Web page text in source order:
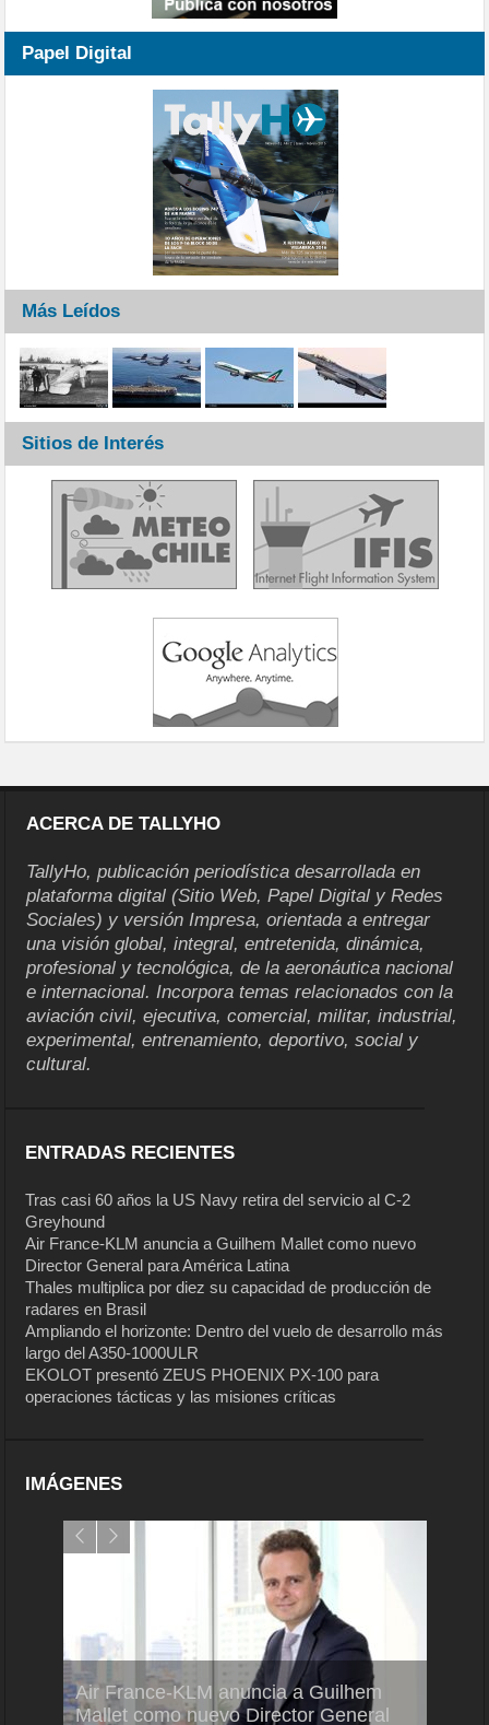
Papel Digital
Más Leídos
Sitios de Interés
ACERCA DE TALLYHO
TallyHo, publicación periodística desarrollada en
plataforma digital (Sitio Web, Papel Digital y Redes
Sociales) y versión Impresa, orientada a entregar
una visión global, integral, entretenida, dinámica,
profesional y tecnológica, de la aeronáutica nacional
e internacional. Incorpora temas relacionados con la
aviación civil, ejecutiva, comercial, militar, industrial,
experimental, entrenamiento, deportivo, social y
cultural.
ENTRADAS RECIENTES
Tras casi 60 años la US Navy retira del servicio al C-2
Greyhound
Air France-KLM anuncia a Guilhem Mallet como nuevo
Director General para América Latina
Thales multiplica por diez su capacidad de producción de
radares en Brasil
Ampliando el horizonte: Dentro del vuelo de desarrollo más
largo del A350-1000ULR
EKOLOT presentó ZEUS PHOENIX PX-100 para
operaciones tácticas y las misiones críticas
IMÁGENES
Air France-KLM anuncia a Guilhem
Mallet como nuevo Director General